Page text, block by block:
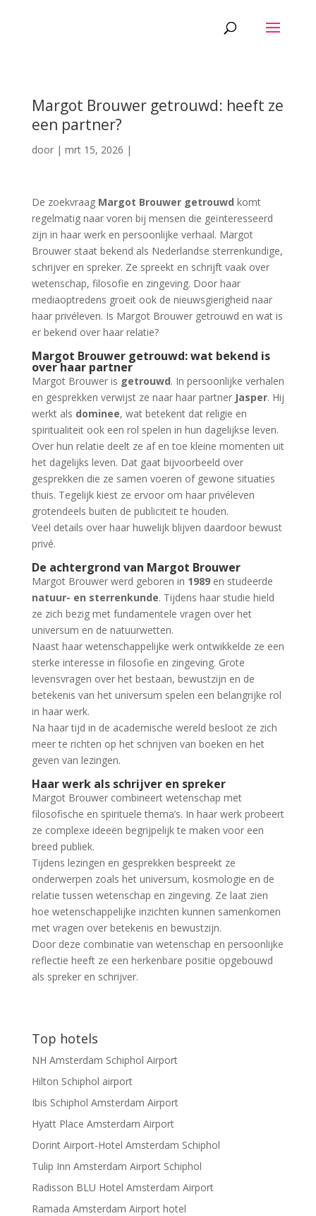
Margot Brouwer getrouwd: heeft ze
een partner?
door | mrt 15, 2026 |
De zoekvraag Margot Brouwer getrouwd komt
regelmatig naar voren bij mensen die geïnteresseerd
zijn in haar werk en persoonlijke verhaal. Margot
Brouwer staat bekend als Nederlandse sterrenkundige,
schrijver en spreker. Ze spreekt en schrijft vaak over
wetenschap, filosofie en zingeving. Door haar
mediaoptredens groeit ook de nieuwsgierigheid naar
haar privéleven. Is Margot Brouwer getrouwd en wat is
er bekend over haar relatie?
Margot Brouwer getrouwd: wat bekend is
over haar partner
Margot Brouwer is getrouwd. In persoonlijke verhalen
en gesprekken verwijst ze naar haar partner Jasper. Hij
werkt als dominee, wat betekent dat religie en
spiritualiteit ook een rol spelen in hun dagelijkse leven.
Over hun relatie deelt ze af en toe kleine momenten uit
het dagelijks leven. Dat gaat bijvoorbeeld over
gesprekken die ze samen voeren of gewone situaties
thuis. Tegelijk kiest ze ervoor om haar privéleven
grotendeels buiten de publiciteit te houden.
Veel details over haar huwelijk blijven daardoor bewust
privé.
De achtergrond van Margot Brouwer
Margot Brouwer werd geboren in 1989en studeerde
natuur- en sterrenkunde. Tijdens haar studie hield
ze zich bezig met fundamentele vragen over het
universum en de natuurwetten.
Naast haar wetenschappelijke werk ontwikkelde ze een
sterke interesse in filosofie en zingeving. Grote
levensvragen over het bestaan, bewustzijn en de
betekenis van het universum spelen een belangrijke rol
in haar werk.
Na haar tijd in de academische wereld besloot ze zich
meer te richten op het schrijven van boeken en het
geven van lezingen.
Haar werk als schrijver en spreker
Margot Brouwer combineert wetenschap met
filosofische en spirituele thema’s. In haar werk probeert
ze complexe ideeën begrijpelijk te maken voor een
breed publiek.
Tijdens lezingen en gesprekken bespreekt ze
onderwerpen zoals het universum, kosmologie en de
relatie tussen wetenschap en zingeving. Ze laat zien
hoe wetenschappelijke inzichten kunnen samenkomen
met vragen over betekenis en bewustzijn.
Door deze combinatie van wetenschap en persoonlijke
reflectie heeft ze een herkenbare positie opgebouwd
als spreker en schrijver.
Top hotels
NH Amsterdam Schiphol Airport
Hilton Schiphol airport
Ibis Schiphol Amsterdam Airport
Hyatt Place Amsterdam Airport
Dorint Airport-Hotel Amsterdam Schiphol
Tulip Inn Amsterdam Airport Schiphol
Radisson BLU Hotel Amsterdam Airport
Ramada Amsterdam Airport hotel